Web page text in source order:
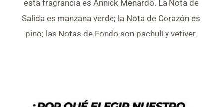
esta fragrancia es Annick Menardo. La Nota de
Salida es manzana verde; la Nota de Corazón es
pino; las Notas de Fondo son pachulí y vetiver.